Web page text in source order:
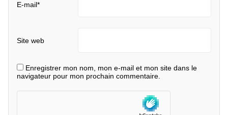
E-mail*
Site web
Enregistrer mon nom, mon e-mail et mon site dans le
navigateur pour mon prochain commentaire.